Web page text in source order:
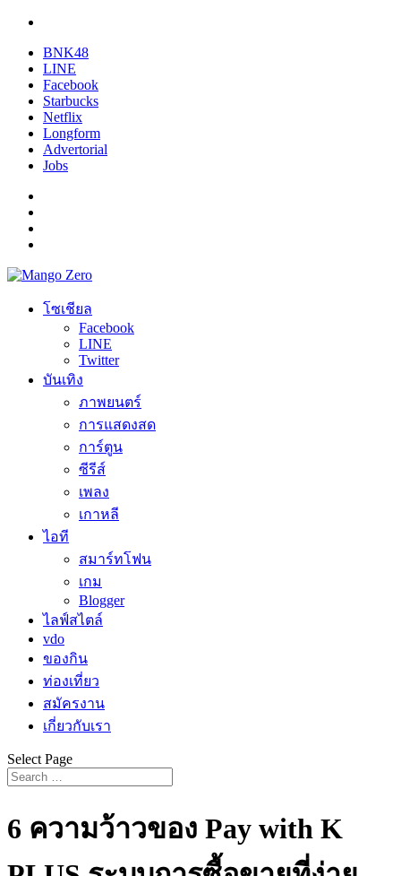
BNK48
LINE
Facebook
Starbucks
Netflix
Longform
Advertorial
Jobs
โซเชียล
Facebook
LINE
Twitter
บันเทิง
ภาพยนตร์
การแสดงสด
การ์ตูน
ซีรีส์
เพลง
เกาหลี
ไอที
สมาร์ทโฟน
เกม
Blogger
ไลฟ์สไตล์
vdo
ของกิน
ท่องเที่ยว
สมัครงาน
เกี่ยวกับเรา
Select Page
6 ความว้าวของ Pay with K